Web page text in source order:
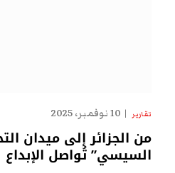
تقارير 10 نوفمبر، 2025
من الجزائر إلى ميدان
السيسي” تُواصل الإبداع